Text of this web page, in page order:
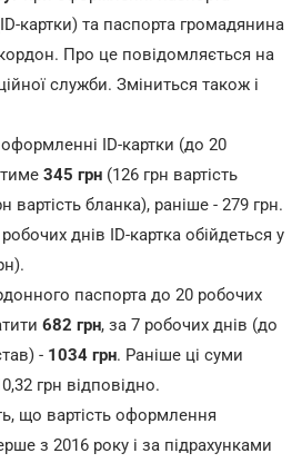
картки) та паспорта громадянина
Про це повідомляється на
служби. Зміниться також і
оформленні ID-картки (до 20
345 грн (126 грн вартість
вартість бланка), раніше - 279 грн.
днів ID-картка обійдеться у
паспорта до 20 робочих
682 грн, за 7 робочих днів (до
- 1034 грн. Раніше ці суми
грн відповідно.
що вартість оформлення
з 2016 року і за підрахунками